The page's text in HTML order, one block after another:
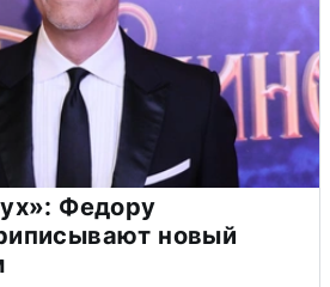
Федору
новый